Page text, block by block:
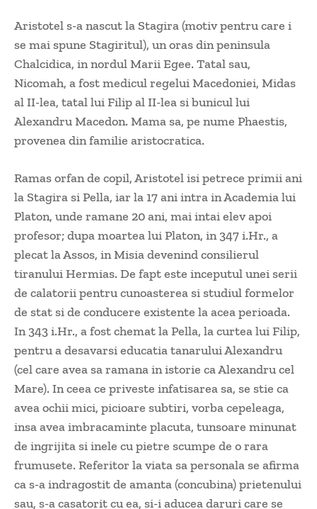
Aristotel s-a nascut la Stagira (motiv pentru care i
se mai spune Stagiritul), un oras din peninsula
Chalcidica, in nordul Marii Egee. Tatal sau,
Nicomah, a fost medicul regelui Macedoniei, Midas
al II-lea, tatal lui Filip al II-lea si bunicul lui
Alexandru Macedon. Mama sa, pe nume Phaestis,
provenea din familie aristocratica.
Ramas orfan de copil, Aristotel isi petrece primii ani
la Stagira si Pella, iar la 17 ani intra in Academia lui
Platon, unde ramane 20 ani, mai intai elev apoi
profesor; dupa moartea lui Platon, in 347 i.Hr., a
plecat la Assos, in Misia devenind consilierul
tiranului Hermias. De fapt este inceputul unei serii
de calatorii pentru cunoasterea si studiul formelor
de stat si de conducere existente la acea perioada.
In 343 i.Hr., a fost chemat la Pella, la curtea lui Filip,
pentru a desavarsi educatia tanarului Alexandru
(cel care avea sa ramana in istorie ca Alexandru cel
Mare). In ceea ce priveste infatisarea sa, se stie ca
avea ochii mici, picioare subtiri, vorba cepeleaga,
insa avea imbracaminte placuta, tunsoare minunat
de ingrijita si inele cu pietre scumpe de o rara
frumusete. Referitor la viata sa personala se afirma
ca s-a indragostit de amanta (concubina) prietenului
sau, s-a casatorit cu ea, si-i aducea daruri care se